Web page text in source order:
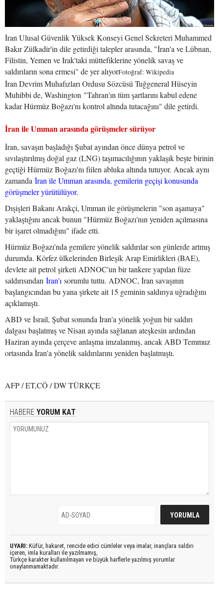
İran Ulusal Güvenlik Yüksek Konseyi Genel Sekreteri Muhammed
Bakır Zülkadir'in dile getirdiği talepler arasında, "İran'a ve Lübnan,
Filistin, Yemen ve Irak'taki müttefiklerine yönelik savaş ve
saldırıların sona ermesi" de yer alıyorFotoğraf: Wikipedia
İran Devrim Muhafızları Ordusu Sözcüsü Tuğgeneral Hüseyin
Muhibbi de, Washington "Tahran'ın tüm şartlarını kabul edene
kadar Hürmüz Boğazı'nı kontrol altında tutacağını" dile getirdi.
İran ile Umman arasında görüşmeler sürüyor
İran, savaşın başladığı Şubat ayından önce dünya petrol ve
sıvılaştırılmış doğal gaz (LNG) taşımacılığının yaklaşık beşte birinin
geçtiği Hürmüz Boğazı'nı fiilen abluka altında tutuyor. Ancak aynı
zamanda İran ile Umman arasında, gemilerin geçişi konusunda
görüşmeler yürütülüyor.
Dışişleri Bakanı Arakçi, Umman ile görüşmelerin "son aşamaya"
yaklaştığını ancak bunun "Hürmüz Boğazı'nın yeniden açılmasına
bir işaret olmadığını" ifade etti.
Hürmüz Boğazı'nda gemilere yönelik saldırılar son günlerde artmış
durumda. Körfez ülkelerinden Birleşik Arap Emirlikleri (BAE),
devlete ait petrol şirketi ADNOC'un bir tankere yapılan füze
saldırısından İran'ı sorumlu tuttu. ADNOC, İran savaşının
başlangıcından bu yana şirkete ait 15 geminin saldırıya uğradığını
açıklamıştı.
ABD ve İsrail, Şubat sonunda İran'a yönelik yoğun bir saldırı
dalgası başlatmış ve Nisan ayında sağlanan ateşkesin ardından
Haziran ayında çerçeve anlaşma imzalanmış, ancak ABD Temmuz
ortasında İran'a yönelik saldırılarını yeniden başlatmıştı.
AFP / ET,CÖ / DW TÜRKÇE
HABERE YORUM KAT
UYARI: Küfür, hakaret, rencide edici cümleler veya imalar, inançlara saldırı
içeren, imla kuralları ile yazılmamış,
Türkçe karakter kullanılmayan ve büyük harflerle yazılmış yorumlar
onaylanmamaktadır.